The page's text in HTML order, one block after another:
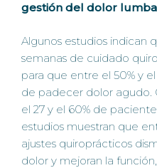
gestión del dolor
Algunos estudios indican
semanas de cuidado
para que entre el 50% y
de padecer dolor agudo.
el 27 y el 60% de
estudios muestran que
ajustes quiroprácticos
dolor y mejoran la